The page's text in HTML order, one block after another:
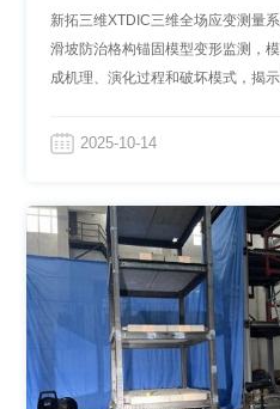
的应用
新拓三维XTDIC三维全场应变测量
滑坡防治格构锚固模型变形监测，
成机理、演化过程和破坏模式，揭
2025-10-14